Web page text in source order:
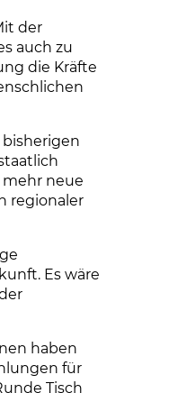
der
auch zu
die Kräfte
neue
regionaler
Es wäre
haben
für
Tisch